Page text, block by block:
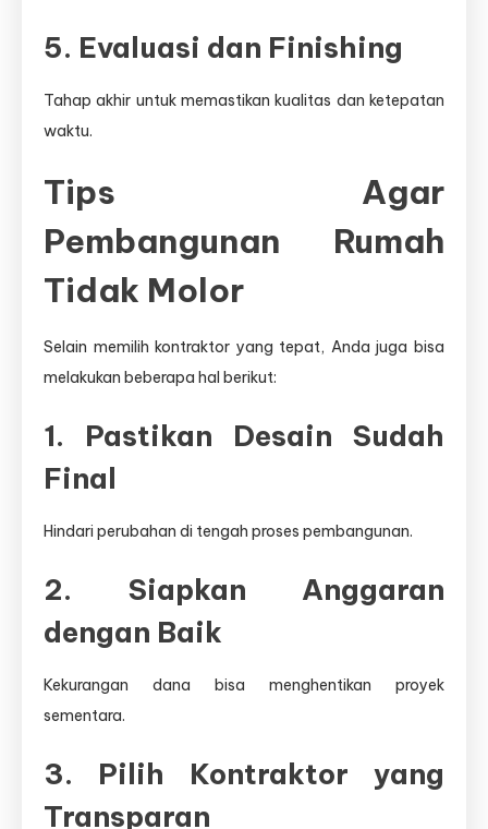
5. Evaluasi dan Finishing
Tahap akhir untuk memastikan kualitas dan ketepatan
waktu.
Tips Agar
Pembangunan Rumah
Tidak Molor
Selain memilih kontraktor yang tepat, Anda juga bisa
melakukan beberapa hal berikut:
1. Pastikan Desain Sudah
Final
Hindari perubahan di tengah proses pembangunan.
2. Siapkan Anggaran
dengan Baik
Kekurangan dana bisa menghentikan proyek
sementara.
3. Pilih Kontraktor yang
Transparan